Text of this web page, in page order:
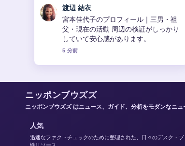
小林 大智
【2025年最新】赤西仁と黒木メイサの
結婚から離婚、新恋愛報道まで完全に
網羅！現在の関係も詳しく解説 の整理
がとても分かりやすいです。今日の中
ニッポンブウズズ
ニッポンブウズズ はニュース、ガイド、分析をモダンなニ
人気